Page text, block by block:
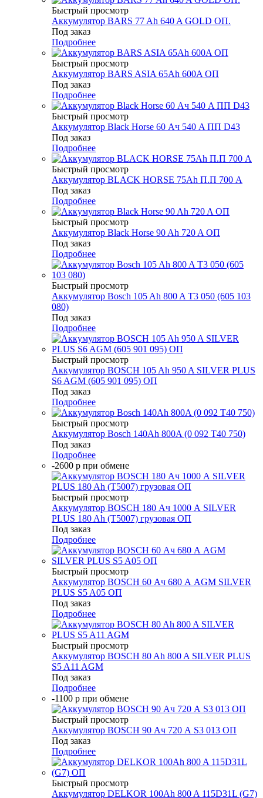
Быстрый просмотр
Аккумулятор BARS 77 Ah 640 A GOLD ОП.
Под заказ
Подробнее
Быстрый просмотр
Аккумулятор BARS ASIA 65Ah 600A ОП
Под заказ
Подробнее
Быстрый просмотр
Аккумулятор Black Horse 60 Ач 540 A ПП D43
Под заказ
Подробнее
Быстрый просмотр
Аккумулятор BLACK HORSE 75Ah П.П 700 A
Под заказ
Подробнее
Быстрый просмотр
Аккумулятор Black Horse 90 Ah 720 A ОП
Под заказ
Подробнее
Быстрый просмотр
Аккумулятор Bosch 105 Ah 800 A T3 050 (605 103
080)
Под заказ
Подробнее
Быстрый просмотр
Аккумулятор BOSCH 105 Ah 950 A SILVER PLUS
S6 AGM (605 901 095) ОП
Под заказ
Подробнее
Быстрый просмотр
Аккумулятор Bosch 140Ah 800A (0 092 T40 750)
Под заказ
Подробнее
-2600 р при обмене
Быстрый просмотр
Аккумулятор BOSCH 180 Ач 1000 А SILVER
PLUS 180 Ah (T5007) грузовая ОП
Под заказ
Подробнее
Быстрый просмотр
Аккумулятор BOSCH 60 Ач 680 А AGM SILVER
PLUS S5 A05 ОП
Под заказ
Подробнее
Быстрый просмотр
Аккумулятор BOSCH 80 Ah 800 A SILVER PLUS
S5 A11 AGM
Под заказ
Подробнее
-1100 р при обмене
Быстрый просмотр
Аккумулятор BOSCH 90 Ач 720 А S3 013 ОП
Под заказ
Подробнее
Быстрый просмотр
Аккумулятор DELKOR 100Ah 800 A 115D31L (G7)